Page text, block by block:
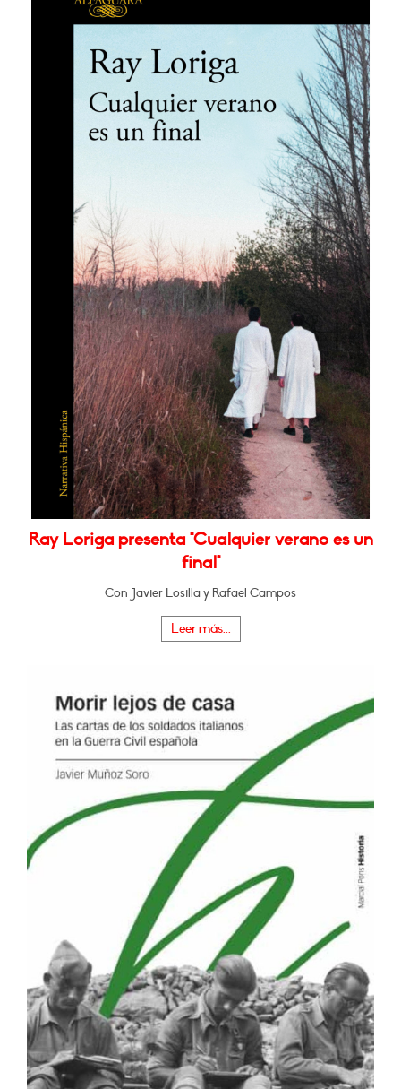
Ray Loriga presenta "Cualquier verano es un
final"
Con Javier Losilla y Rafael Campos
Leer más...